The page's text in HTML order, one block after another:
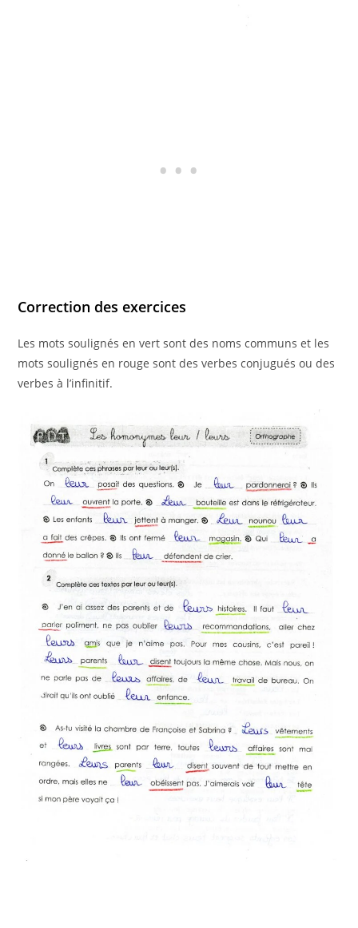
Correction des exercices
Les mots soulignés en vert sont des noms communs et les
mots soulignés en rouge sont des verbes conjugués ou des
verbes à l’infinitif.